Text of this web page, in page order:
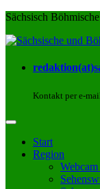
Sächsisch
Kontakt per e-
Start
Region